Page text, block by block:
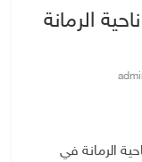
الرمانة
الرمانة في